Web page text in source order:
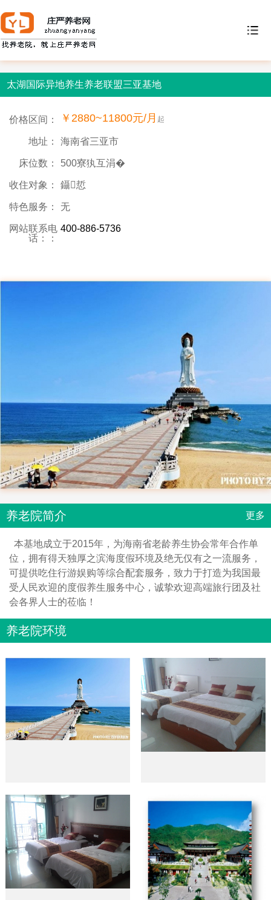
太湖国际异地养生养老联盟三亚基地
价格区间： ￥2880~11800元/月 起
地址： 海南省三亚市
床位数： 500寮犱互涓�
收住对象： 鑷悊
特色服务： 无
网站联系电
话：：
400-886-5736
养老院简介 更多
本基地成立于2015年，为海南省老龄养生协会常年合作单
位，拥有得天独厚之滨海度假环境及绝无仅有之一流服务，
可提供吃住行游娱购等综合配套服务，致力于打造为我国最
受人民欢迎的度假养生服务中心，诚挚欢迎高端旅行团及社
会各界人士的莅临！
养老院环境